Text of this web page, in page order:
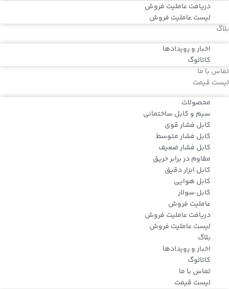
دریافت عاملیت فروش
لیست عاملیت فروش
بلاگ
اخبار و رویدادها
کاتالوگ
تماس با ما
لیست قیمت
محصولات
سیم و کابل ساختمانی
کابل فشار قوی
کابل فشار متوسط
کابل فشار ضعیف
مقاوم در برابر حریق
کابل ابزار دقیق
کابل هوایی
کابل سولار
عاملیت فروش
دریافت عاملیت فروش
لیست عاملیت فروش
بلاگ
اخبار و رویدادها
کاتالوگ
تماس با ما
لیست قیمت